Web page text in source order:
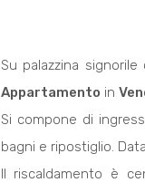
Su palazzina
Appartamento in
Si compone di
bagni e ripostiglio.
Il riscaldamento è